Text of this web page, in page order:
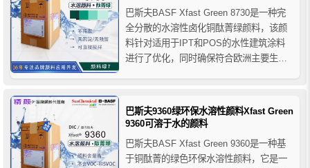
巴斯夫BASF Xfast Green 8730是一种完
全分散的水溶性卤化铜酞菁绿颜料，该颜
料针对适用于IPT和POS的水性建筑涂料
进行了优化，同时确保符合欧洲主要生态
特点，主要用于水性体系的着色，推荐用
于水性油墨、水性汽车涂料、工业涂料、
巴斯夫9360绿环保水溶性颜料Xfast Green
9360可溶于水的颜料
巴斯夫BASF Xfast Green 9360是一种基
于铜酞菁的绿色环保水溶性颜料，它是一